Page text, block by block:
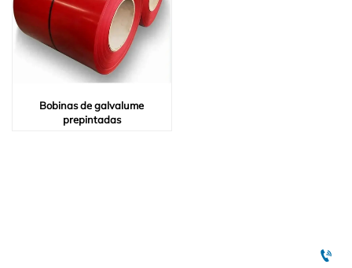
Ventajas: Amplio inventario, entrega
rápida, precios asequibles.
Bobinas de galvalume
prepintadas
